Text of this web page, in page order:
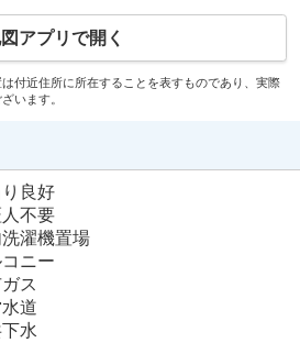
アプリで開く
付近住所に所在することを表すものであり、実際
います。
良好
不要
濯機置場
ニー
ス
道
水